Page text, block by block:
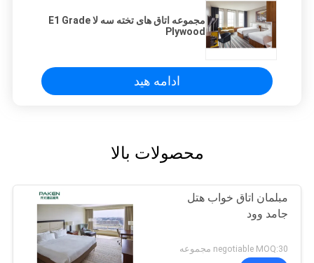
مجموعه اتاق های تخته سه لا E1 Grade
Plywood
ادامه هید
محصولات بالا
مبلمان اتاق خواب هتل
جامد وود
negotiable MOQ:30 مجموعه